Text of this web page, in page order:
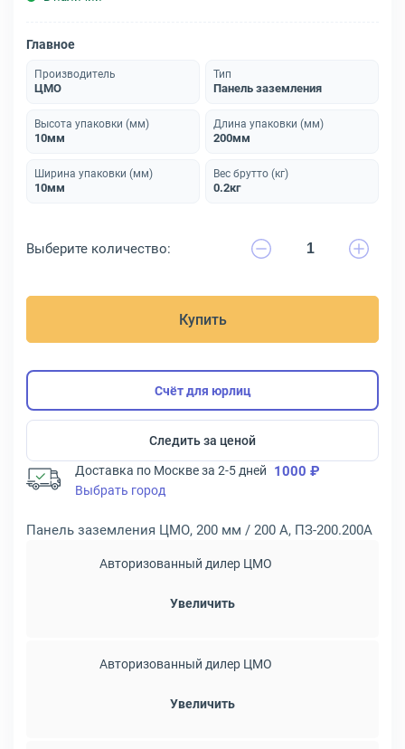
Главное
Производитель
ЦМО
Тип
Панель заземления
Высота упаковки (мм)
10мм
Длина упаковки (мм)
200мм
Ширина упаковки (мм)
10мм
Вес брутто (кг)
0.2кг
Выберите количество:
Купить
Счёт для юрлиц
Следить за ценой
Доставка по Москве за 2-5 дней 1000 ₽
Выбрать город
Панель заземления ЦМО, 200 мм / 200 А, ПЗ-200.200А
Авторизованный дилер ЦМО
Увеличить
Авторизованный дилер ЦМО
Увеличить